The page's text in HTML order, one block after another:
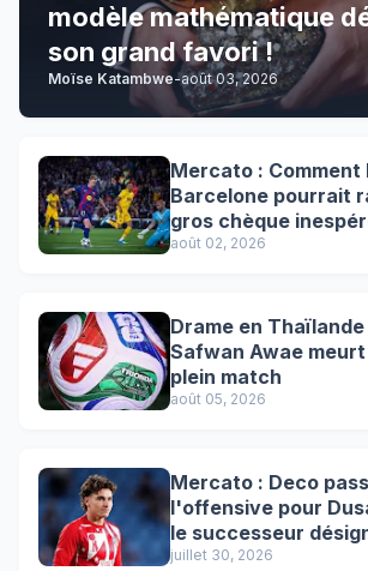
modèle mathématique
son grand favori !
Moïse Katambwe-août 03, 2026
Mercato : Comment
Barcelone pourrait
gros chèque
août 02, 2026
Drame en
Safwan Awae
plein match
août 05, 2026
Mercato : Deco
l'offensive pour
le successeur
Lewandowski !
juillet 30, 2026